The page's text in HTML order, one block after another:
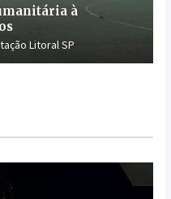
à
Litoral SP